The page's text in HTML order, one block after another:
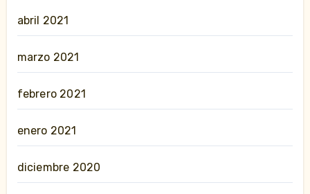
abril 2021
marzo 2021
febrero 2021
enero 2021
diciembre 2020